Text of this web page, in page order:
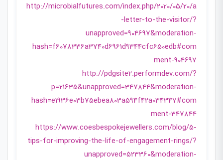
http://microbialfutures.com/index.php/2020/05/20/a
-letter-to-the-visitor/?
unapproved=904697&moderation-
hash=f6078336a3740d6961d9344cfc650edb#com
ment-904697
http://pdgsite2.performdev.com/?
p=21635&unapproved=347844&moderation-
hash=e1936e03b75ebea803a594f42a034347#com
ment-347844
https://www.coesbespokejewellers.com/blog/5-
tips-for-improving-the-life-of-engagement-rings/?
unapproved=523360&moderation-